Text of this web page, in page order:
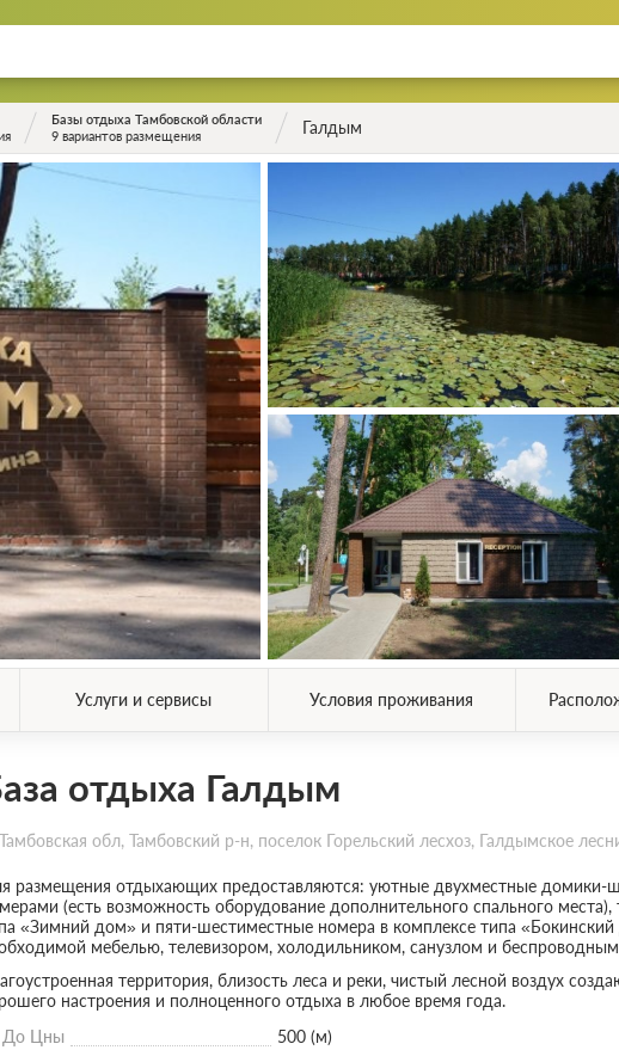
Базы отдыха Тамбовской области
9 вариантов размещения
Галдым
Услуги и сервисы Условия проживания
отдыха Галдым
обл, Тамбовский р-н, поселок Горельский лесхоз, Галдымское
размещения отдыхающих предоставляются: уютные двухместные домики-
(есть возможность оборудование дополнительного спального
«Зимний дом» и пяти-шестиместные номера в комплексе типа
мебелью, телевизором, холодильником, санузлом и
территория, близость леса и реки, чистый лесной воздух
настроения и полноценного отдыха в любое время года.
До Цны
500 (м)